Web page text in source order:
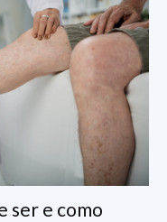
ser e como